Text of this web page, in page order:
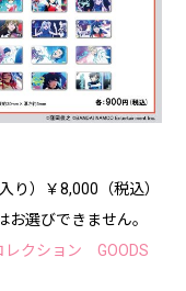
り）￥8,000（税込）
選びできません。
レクション GOODS